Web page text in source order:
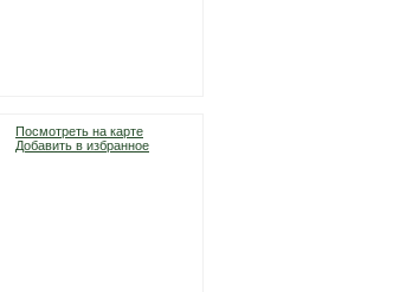
Посмотреть на карте
Добавить в избранное